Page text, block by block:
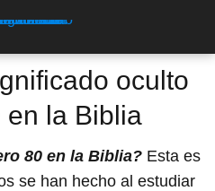
oculto
en la Biblia
80 en la Biblia? Esta es
se han hecho al estudiar